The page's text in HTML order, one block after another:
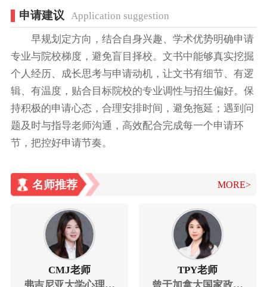
申请建议 Application suggestion
早规划定方向，结合自身兴趣、学术优势明确申请
专业与院校梯度，避免盲目择校。文书中能够真实挖掘
个人经历、成长思考与申请动机，让文书有细节、有逻
辑、有温度，贴合目标院校的专业调性与招生偏好。保
持积极的申请心态，合理安排时间，避免拖延；遇到问
题及时与指导老师沟通，高效配合完成每一个申请环
节，把控好申请节奏。
名师推荐 MORE>
CMJ老师
TPY老师